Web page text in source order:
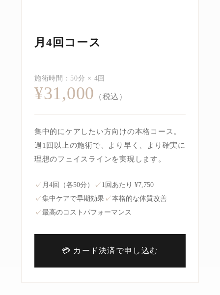
月4回コース
施術時間：50分 × 4回
¥31,000 （税込）
集中的にケアしたい方向けの本格コース。
週1回以上の施術で、より早く、より確実に
理想のフェイスラインを実現します。
✓ 月4回（各50分） ✓ 1回あたり ¥7,750
✓集中ケアで早期効果 ✓本格的な体質改善
✓最高のコストパフォーマンス
💳 カード決済で申し込む